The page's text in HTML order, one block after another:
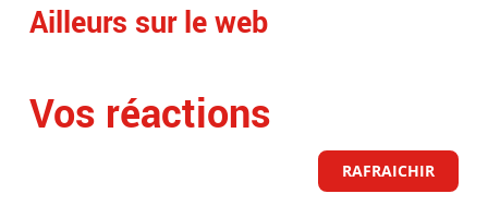
Ailleurs sur le web
Vos réactions
RAFRAICHIR